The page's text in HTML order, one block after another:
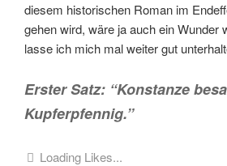
diesem historischen Roman im
gehen wird, wäre ja auch ein Wunder
lasse ich mich mal weiter gut
Erster Satz: “Konstanze
Kupferpfennig.”
Loading Likes...